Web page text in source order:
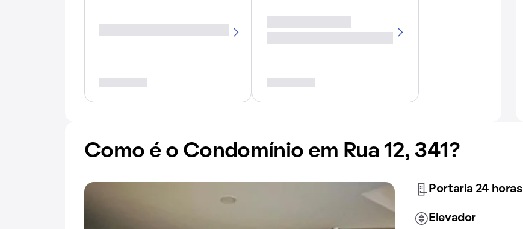
Como é o Condomínio em Rua 12, 341?
Portaria 24 horas
Elevador